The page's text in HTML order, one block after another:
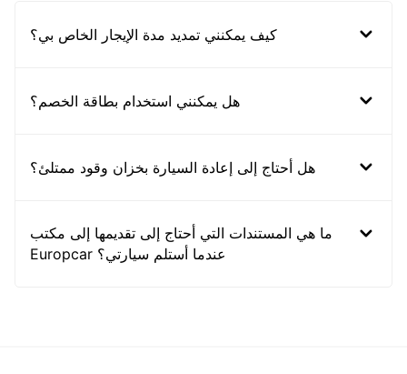
كيف يمكنني تمديد مدة الإيجار الخاص بي؟
هل يمكنني استخدام بطاقة الخصم؟
هل أحتاج إلى إعادة السيارة بخزان وقود ممتلئ؟
ما هي المستندات التي أحتاج إلى تقديمها إلى مكتب
Europcar عندما أستلم سيارتي؟